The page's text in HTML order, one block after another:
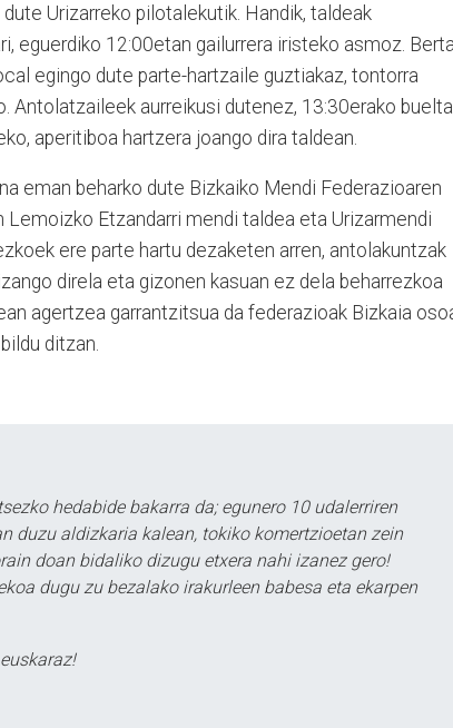
Urizarreko pilotalekutik. Handik, taldeak
eguerdiko 12:00etan gailurrera iristeko asmoz.
egingo dute parte-hartzaile guztiakaz, tontorra
Antolatzaileek aurreikusi dutenez, 13:30erako
aperitiboa hartzera joango dira taldean.
eman beharko dute Bizkaiko Mendi Federazioaren
Etzandarri mendi taldea eta Urizarmendi
ere parte hartu dezaketen arren, antolakuntzak
direla eta gizonen kasuan ez dela beharrezkoa
agertzea garrantzitsua da federazioak Bizkaia
ditzan.
hedabide bakarra da; egunero 10 udalerriren
duzu aldizkaria kalean, tokiko komertzioetan zein
doan bidaliko dizugu etxera nahi izanez gero!
dugu zu bezalako irakurleen babesa eta ekarpen